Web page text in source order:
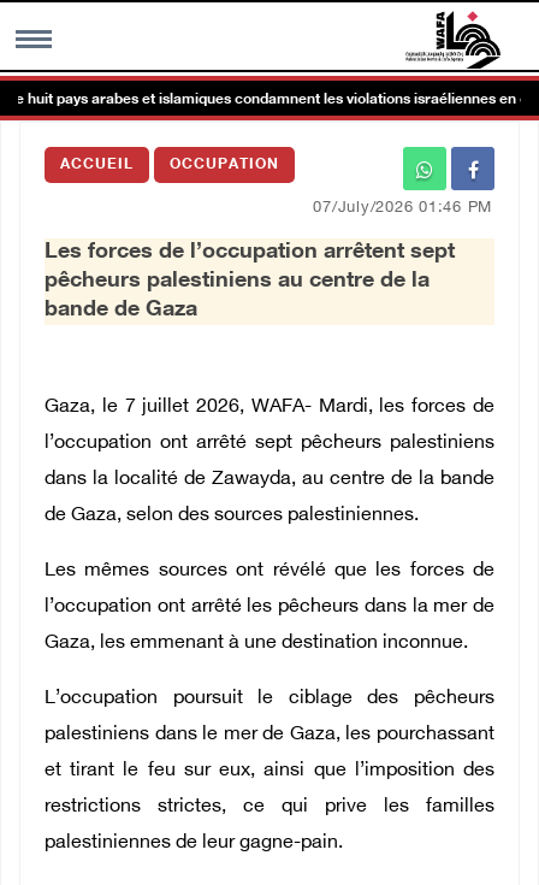
MENU
Galerie d’images
Centre palestinien
العربية
English
pays arabes et islamiques condamnent les violations israéliennes en
ACCUEIL OCCUPATION
07/July/2026 01:46 PM
Les forces de l’occupation arrêtent sept
pêcheurs palestiniens au centre de la
bande de Gaza
Gaza, le 7 juillet 2026, WAFA- Mardi, les forces de
l’occupation ont arrêté sept pêcheurs palestiniens
dans la localité de Zawayda, au centre de la bande
de Gaza, selon des sources palestiniennes.
Les mêmes sources ont révélé que les forces de
l’occupation ont arrêté les pêcheurs dans la mer de
Gaza, les emmenant à une destination inconnue.
L’occupation poursuit le ciblage des pêcheurs
palestiniens dans le mer de Gaza, les pourchassant
et tirant le feu sur eux, ainsi que l’imposition des
restrictions strictes, ce qui prive les familles
palestiniennes de leur gagne-pain.